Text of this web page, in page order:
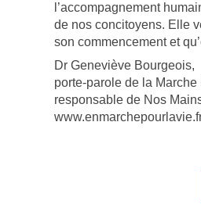
l’accompagnement
de nos concitoyens. Elle
son commencement et
Dr Geneviève Bourgeois,
porte-parole de la Marche
responsable de Nos